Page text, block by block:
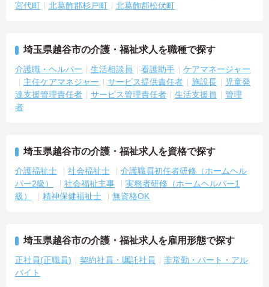
宮代町
北葛飾郡杉戸町 北葛飾郡松伏町
埼玉県越谷市の介護・福祉求人を職種で探す
介護職・ヘルパー 生活相談員 看護助手
ケアマネージャー
主任ケアマネジャー
サービス提供責任者 施設長
児童発
達支援管理責任者
サービス管理責任者 生活支援員
管理
者
埼玉県越谷市の介護・福祉求人を資格で探す
介護福祉士 社会福祉士
介護職員初任者研修（ホームヘル
パー2級）
社会福祉主事
実務者研修（ホームヘルパー1
級）
精神保健福祉士 無資格OK
埼玉県越谷市の介護・福祉求人を雇用形態で探す
正社員(正職員) 契約社員・嘱託社員
非常勤・パート・アル
バイト